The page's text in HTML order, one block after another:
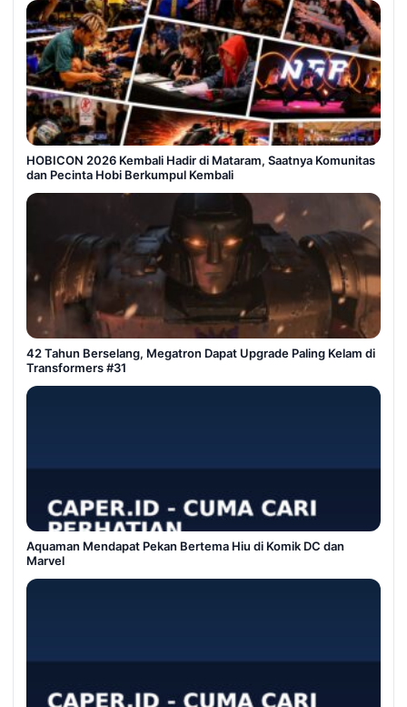
HOBICON 2026 Kembali Hadir di Mataram, Saatnya Komunitas
dan Pecinta Hobi Berkumpul Kembali
42 Tahun Berselang, Megatron Dapat Upgrade Paling Kelam di
Transformers #31
Aquaman Mendapat Pekan Bertema Hiu di Komik DC dan
Marvel